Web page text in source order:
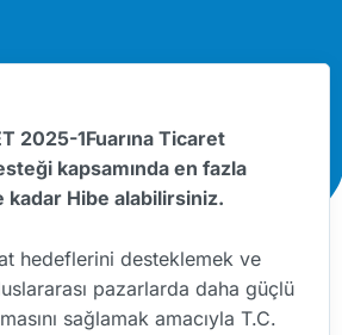
2025-1Fuarına Ticaret
kapsamında en fazla
kadar Hibe alabilirsiniz.
hedeflerini desteklemek ve
pazarlarda daha güçlü
sağlamak amacıyla T.C.